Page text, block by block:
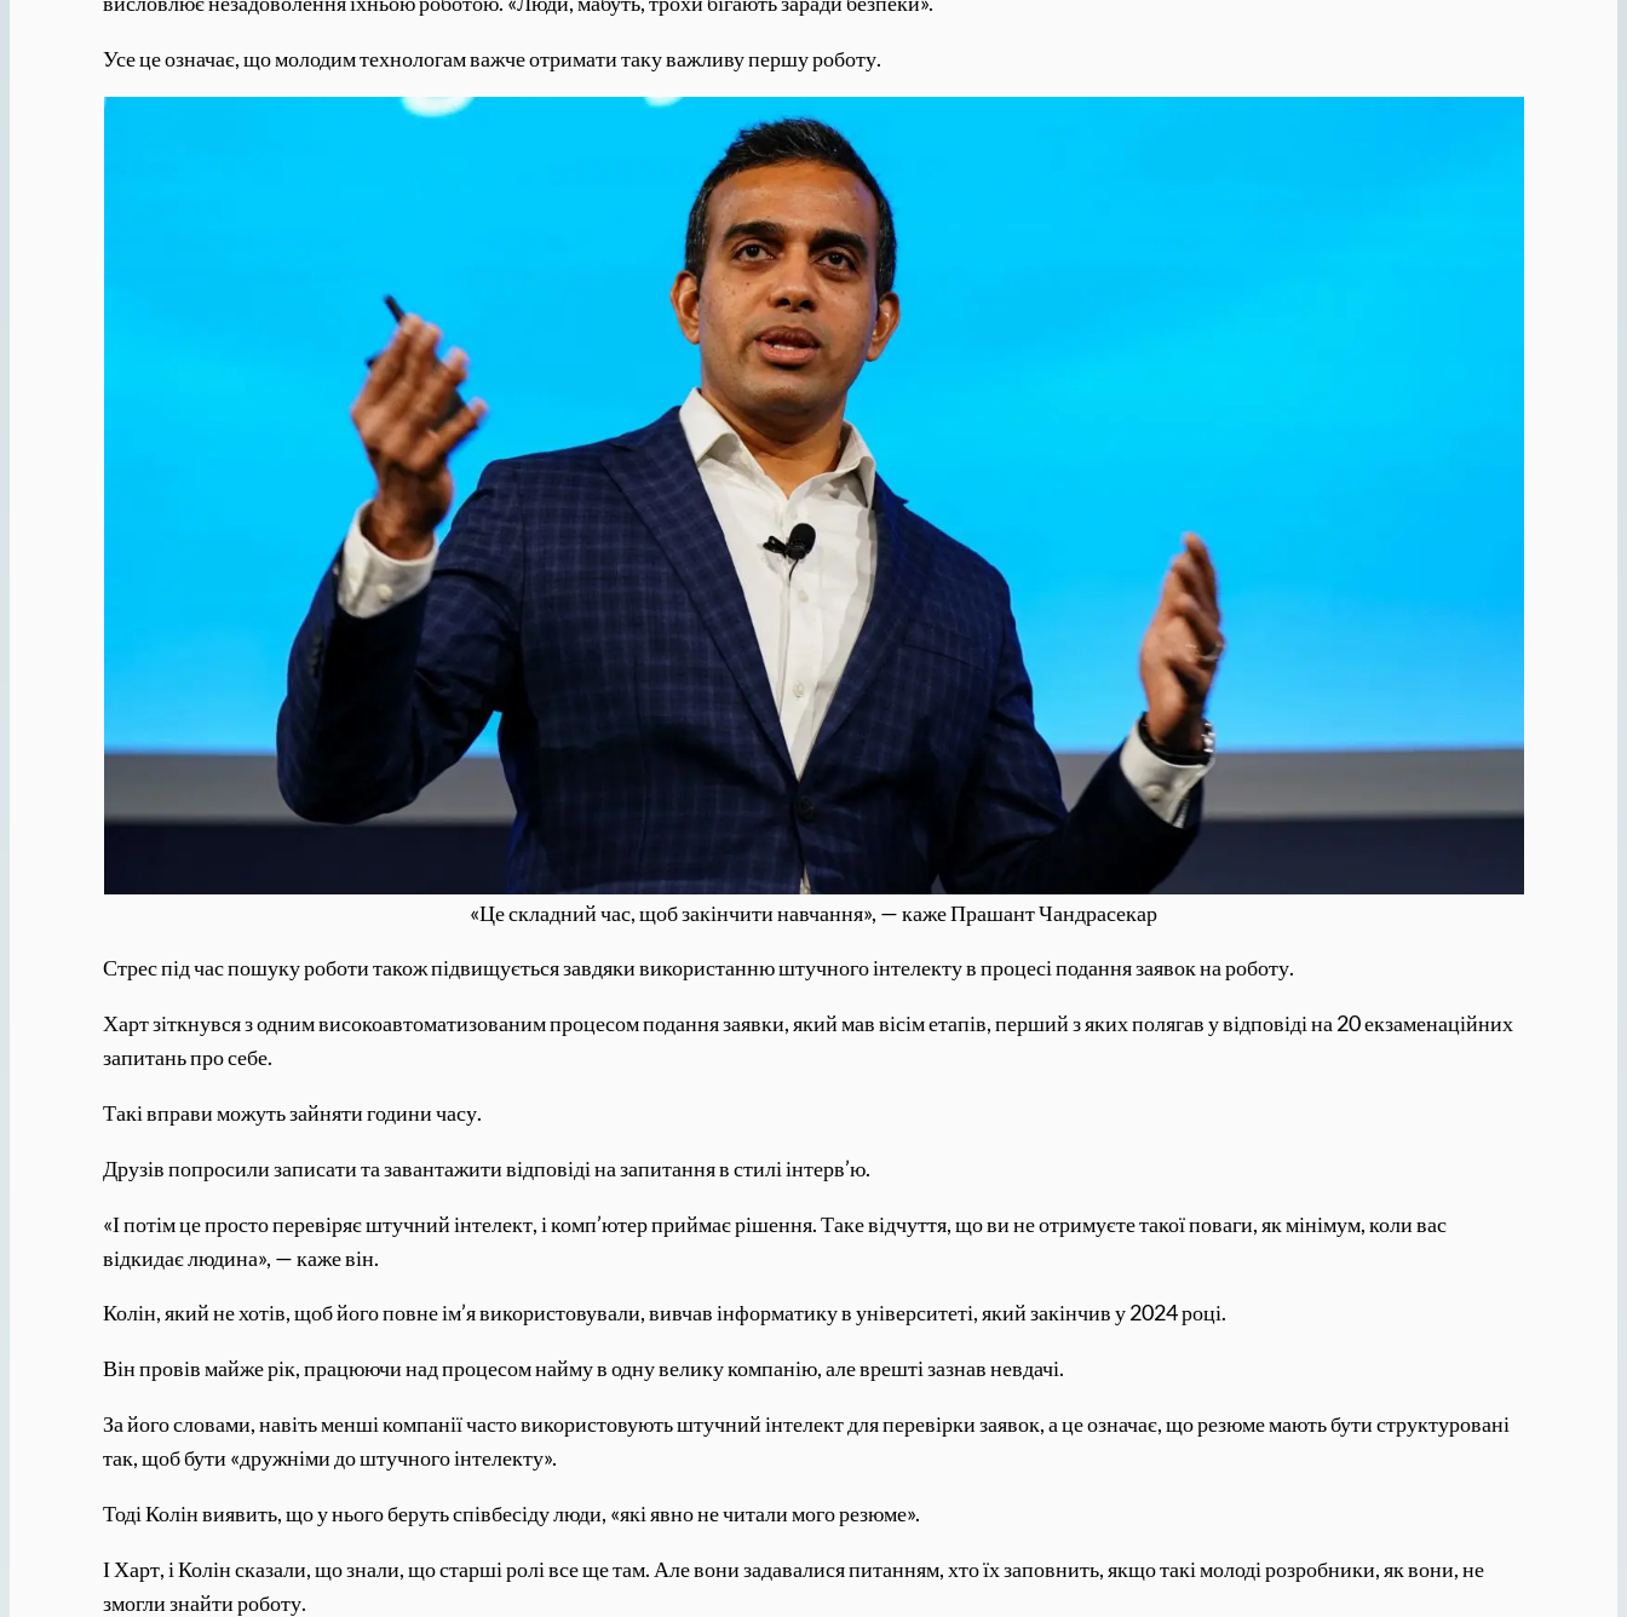
Усе це означає, що молодим технологам важче отримати таку важливу першу роботу.
«Це складний час, щоб закінчити навчання», — каже Прашант Чандрасекар
Стрес під час пошуку роботи також підвищується завдяки використанню штучного інтелекту в процесі подання заявок на роботу.
Харт зіткнувся з одним високоавтоматизованим процесом подання заявки, який мав вісім етапів, перший з яких полягав у відповіді на 20 екзаменаційних
запитань про себе.
Такі вправи можуть зайняти години часу.
Друзів попросили записати та завантажити відповіді на запитання в стилі інтерв’ю.
«І потім це просто перевіряє штучний інтелект, і комп’ютер приймає рішення. Таке відчуття, що ви не отримуєте такої поваги, як мінімум, коли вас
відкидає людина», — каже він.
Колін, який не хотів, щоб його повне ім’я використовували, вивчав інформатику в університеті, який закінчив у 2024 році.
Він провів майже рік, працюючи над процесом найму в одну велику компанію, але врешті зазнав невдачі.
За його словами, навіть менші компанії часто використовують штучний інтелект для перевірки заявок, а це означає, що резюме мають бути структуровані
так, щоб бути «дружніми до штучного інтелекту».
Тоді Колін виявить, що у нього беруть співбесіду люди, «які явно не читали мого резюме».
І Харт, і Колін сказали, що знали, що старші ролі все ще там. Але вони задавалися питанням, хто їх заповнить, якщо такі молоді розробники, як вони, не
змогли знайти роботу.